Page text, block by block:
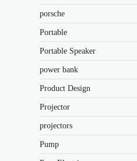
porsche
Portable
Portable Speaker
power bank
Product Design
Projector
projectors
Pump